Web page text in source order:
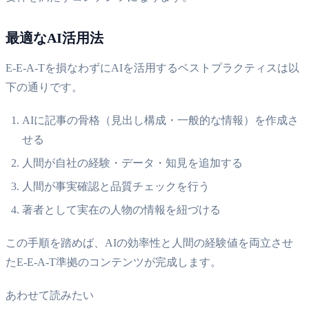
最適なAI活用法
E-E-A-Tを損なわずにAIを活用するベストプラクティスは以
下の通りです。
AIに記事の骨格（見出し構成・一般的な情報）を作成さ
せる
人間が自社の経験・データ・知見を追加する
人間が事実確認と品質チェックを行う
著者として実在の人物の情報を紐づける
この手順を踏めば、AIの効率性と人間の経験値を両立させ
たE-E-A-T準拠のコンテンツが完成します。
あわせて読みたい